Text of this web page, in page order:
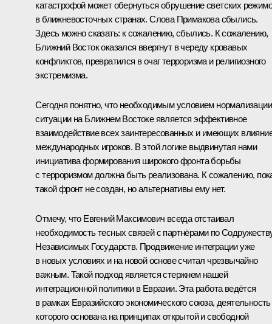
катастрофой может обернуться обрушение светских
в ближневосточных странах. Слова Примакова сбылись.
Здесь можно сказать: к сожалению, сбылись. К сожалению,
Ближний Восток оказался ввергнут в череду кровавых
конфликтов, превратился в очаг терроризма и религиозного
экстремизма.
Сегодня понятно, что необходимым условием нормализации
ситуации на Ближнем Востоке является эффективное
взаимодействие всех заинтересованных и имеющих
международных игроков. В этой логике выдвинутая нами
инициатива формирования широкого фронта борьбы
с терроризмом должна быть реализована. К сожалению,
такой фронт не создан, но альтернативы ему нет.
Отмечу, что Евгений Максимович всегда отстаивал
необходимость тесных связей с партнёрами по
Независимых Государств. Продвижение интеграции уже
в новых условиях и на новой основе считал чрезвычайно
важным. Такой подход является стержнем нашей
интеграционной политики в Евразии. Эта работа ведётся
в рамках Евразийского экономического союза, деятельность
которого основана на принципах открытой и свободной